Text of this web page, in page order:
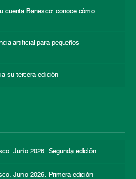
cuenta Banesco: conoce cómo
artificial para pequeños
su tercera edición
Junio 2026. Segunda edición
Junio 2026. Primera edición